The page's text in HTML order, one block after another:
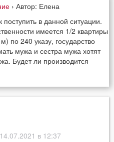
› Автор: Елена
поступить в данной ситуации.
имеется 1/2 квартиры
по 240 указу, государство
мужа и сестра мужа хотят
Будет ли производится
14.07.2021 в 12:37